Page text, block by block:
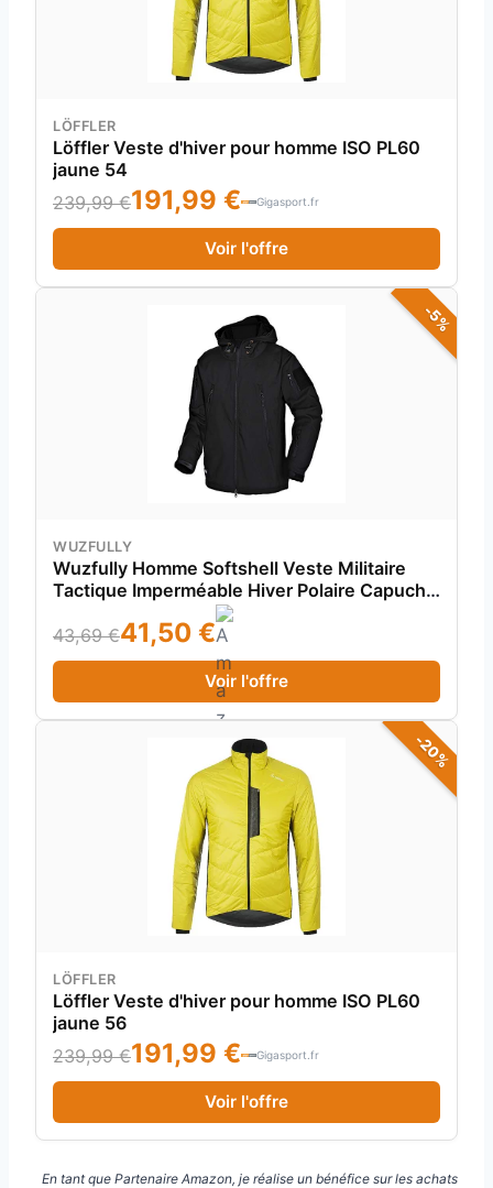
LÖFFLER
Löffler Veste d'hiver pour homme ISO PL60
jaune 54
239,99 €191,99 € Gigasport.fr
Voir l'offre
-5%
WUZFULLY
Wuzfully Homme Softshell Veste Militaire
Tactique Imperméable Hiver Polaire Capuche
Manteau avec Poches Multifonctions Noir
Taille XL
43,69 €41,50 €
Voir l'offre
-20%
LÖFFLER
Löffler Veste d'hiver pour homme ISO PL60
jaune 56
239,99 €191,99 € Gigasport.fr
Voir l'offre
En tant que Partenaire Amazon, je réalise un bénéfice sur les achats